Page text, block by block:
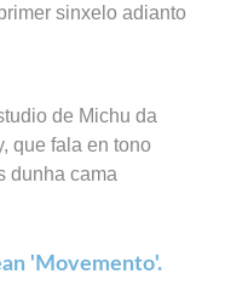
sinxelo adianto
de Michu da
que fala en tono
dunha cama
'Movemento'.